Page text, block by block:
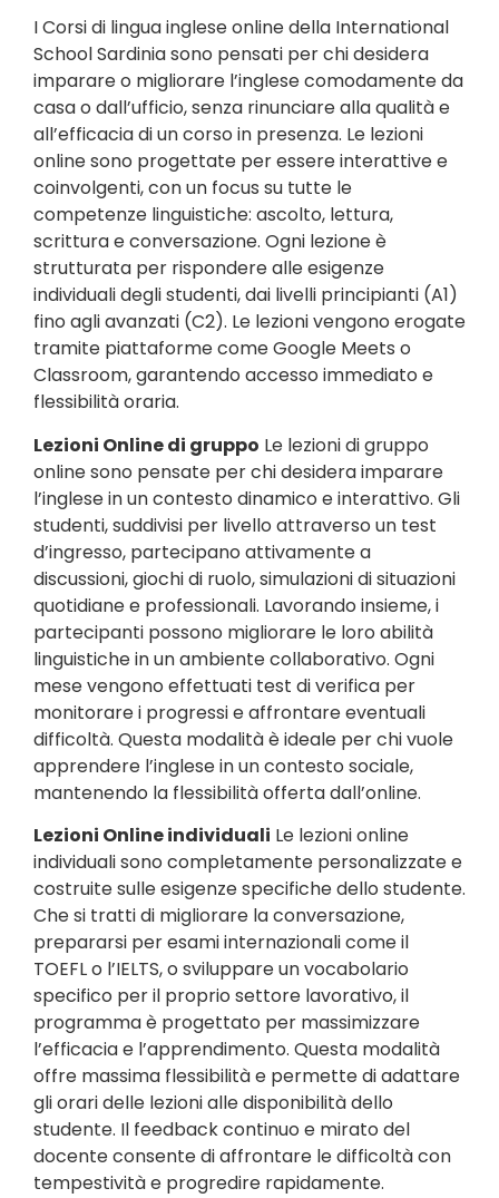
I Corsi di lingua inglese online della International
School Sardinia sono pensati per chi desidera
imparare o migliorare l’inglese comodamente da
casa o dall’ufficio, senza rinunciare alla qualità e
all’efficacia di un corso in presenza. Le lezioni
online sono progettate per essere interattive e
coinvolgenti, con un focus su tutte le
competenze linguistiche: ascolto, lettura,
scrittura e conversazione. Ogni lezione è
strutturata per rispondere alle esigenze
individuali degli studenti, dai livelli principianti (A1)
fino agli avanzati (C2). Le lezioni vengono erogate
tramite piattaforme come Google Meets o
Classroom, garantendo accesso immediato e
flessibilità oraria.
Lezioni Online di gruppo Le lezioni di gruppo
online sono pensate per chi desidera imparare
l’inglese in un contesto dinamico e interattivo. Gli
studenti, suddivisi per livello attraverso un test
d’ingresso, partecipano attivamente a
discussioni, giochi di ruolo, simulazioni di situazioni
quotidiane e professionali. Lavorando insieme, i
partecipanti possono migliorare le loro abilità
linguistiche in un ambiente collaborativo. Ogni
mese vengono effettuati test di verifica per
monitorare i progressi e affrontare eventuali
difficoltà. Questa modalità è ideale per chi vuole
apprendere l’inglese in un contesto sociale,
mantenendo la flessibilità offerta dall’online.
Lezioni Online individuali Le lezioni online
individuali sono completamente personalizzate e
costruite sulle esigenze specifiche dello studente.
Che si tratti di migliorare la conversazione,
prepararsi per esami internazionali come il
TOEFL o l’IELTS, o sviluppare un vocabolario
specifico per il proprio settore lavorativo, il
programma è progettato per massimizzare
l’efficacia e l’apprendimento. Questa modalità
offre massima flessibilità e permette di adattare
gli orari delle lezioni alle disponibilità dello
studente. Il feedback continuo e mirato del
docente consente di affrontare le difficoltà con
tempestività e progredire rapidamente.